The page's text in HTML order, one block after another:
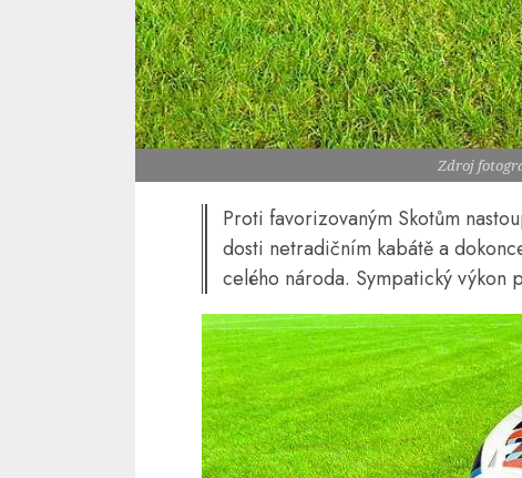
Zdroj
Proti favorizovaným Skotům
dosti netradičním kabátě a
celého národa. Sympatický výkon